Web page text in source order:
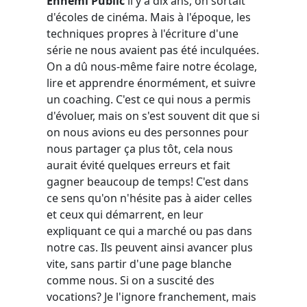
d'écoles de cinéma. Mais à l'époque, les
techniques propres à l'écriture d'une
série ne nous avaient pas été inculquées.
On a dû nous-même faire notre écolage,
lire et apprendre énormément, et suivre
un coaching. C'est ce qui nous a permis
d'évoluer, mais on s'est souvent dit que si
on nous avions eu des personnes pour
nous partager ça plus tôt, cela nous
aurait évité quelques erreurs et fait
gagner beaucoup de temps! C'est dans
ce sens qu'on n'hésite pas à aider celles
et ceux qui démarrent, en leur
expliquant ce qui a marché ou pas dans
notre cas. Ils peuvent ainsi avancer plus
vite, sans partir d'une page blanche
comme nous. Si on a suscité des
vocations? Je l'ignore franchement, mais